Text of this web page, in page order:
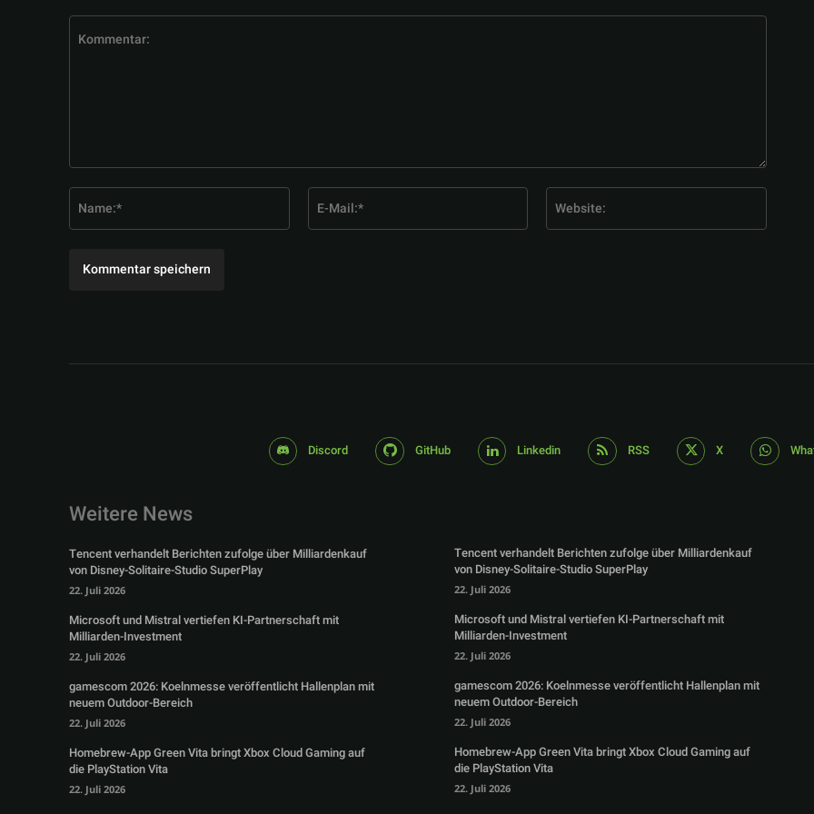
Mail:*
Discord GitHub Linkedin RSS X
Weitere News
Tencent verhandelt Berichten zufolge über Milliardenkauf
von Disney-Solitaire-Studio SuperPlay
22. Juli 2026
Microsoft und Mistral vertiefen KI-Partnerschaft mit
Milliarden-Investment
22. Juli 2026
gamescom 2026: Koelnmesse veröffentlicht Hallenplan mit
neuem Outdoor-Bereich
22. Juli 2026
Homebrew-App Green Vita bringt Xbox Cloud Gaming auf
die PlayStation Vita
22. Juli 2026
Tencent verhandelt Berichten zufolge über Milliardenkauf
von Disney-Solitaire-Studio SuperPlay
22. Juli 2026
Microsoft und Mistral vertiefen KI-Partnerschaft mit
Milliarden-Investment
22. Juli 2026
gamescom 2026: Koelnmesse veröffentlicht Hallenplan mit
neuem Outdoor-Bereich
22. Juli 2026
Homebrew-App Green Vita bringt Xbox Cloud Gaming auf
die PlayStation Vita
22. Juli 2026